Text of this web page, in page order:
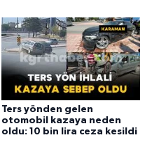
Ters yönden gelen
otomobil kazaya neden
oldu: 10 bin lira ceza kesildi